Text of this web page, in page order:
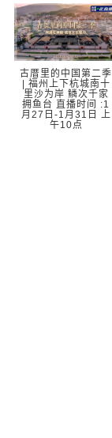
古厝里的中国第二季
| 福州上下杭城南十
里沙为岸 鳞次千家
拥鱼台 直播时间 :1
月27日-1月31日 上
午10点